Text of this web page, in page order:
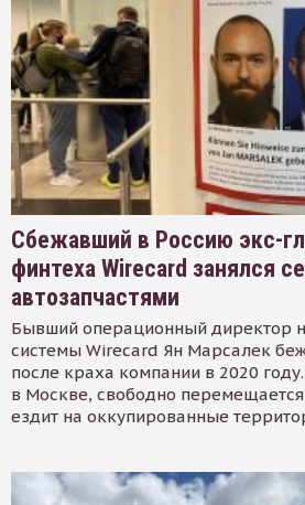
Сбежавший в Россию экс-
финтеха Wirecard занялся
автозапчастями
Бывший операционный директор
системы Wirecard Ян Марсалек
после краха компании в 2020
в Москве, свободно
ездит на оккупированные